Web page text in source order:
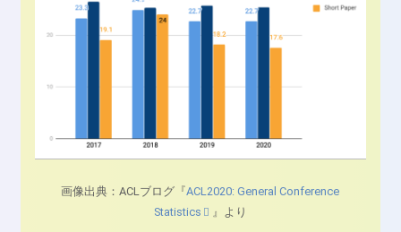
画像出典：ACLブログ『ACL2020: General Conference
Statistics
』より